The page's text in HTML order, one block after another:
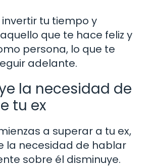
invertir tu tiempo y
que te hace feliz y
persona, lo que te
adelante.
la necesidad de
tu ex
a superar a tu ex,
la necesidad de hablar
sobre él disminuye.